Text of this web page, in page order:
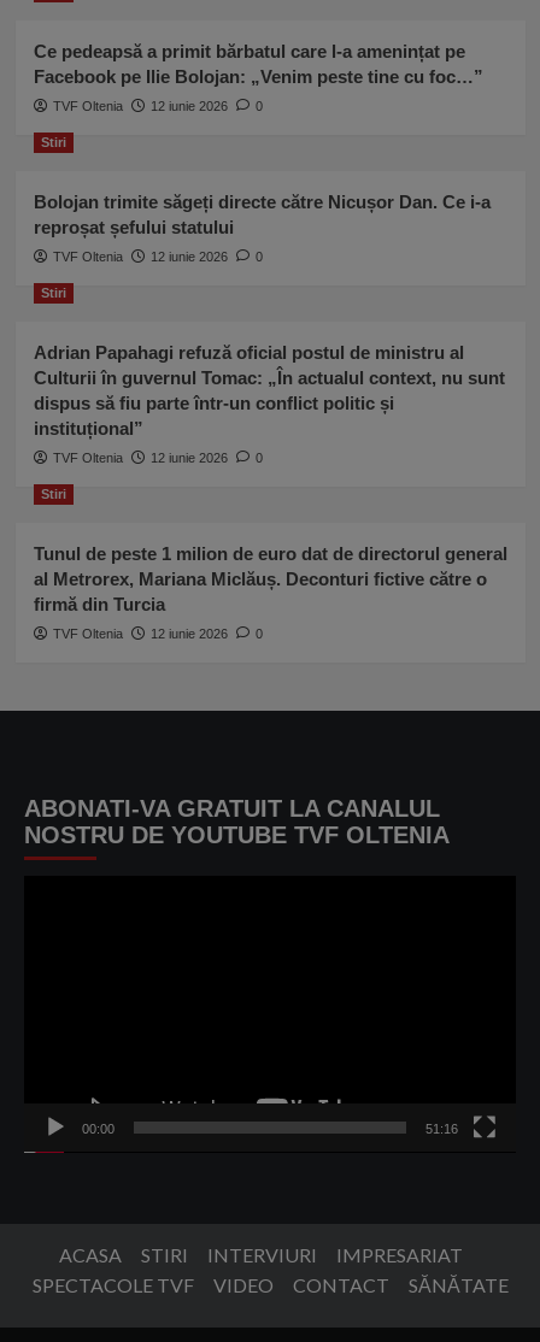
Ce pedeapsă a primit bărbatul care l-a amenințat pe
Facebook pe Ilie Bolojan: „Venim peste tine cu foc…”
TVF Oltenia 12 iunie 2026 0
Stiri
Bolojan trimite săgeți directe către Nicușor Dan. Ce i-a
reproșat șefului statului
TVF Oltenia 12 iunie 2026 0
Stiri
Adrian Papahagi refuză oficial postul de ministru al
Culturii în guvernul Tomac: „În actualul context, nu sunt
dispus să fiu parte într-un conflict politic și
instituțional”
TVF Oltenia 12 iunie 2026 0
Stiri
Tunul de peste 1 milion de euro dat de directorul general
al Metrorex, Mariana Miclăuș. Deconturi fictive către o
firmă din Turcia
TVF Oltenia 12 iunie 2026 0
ABONATI-VA GRATUIT LA CANALUL
NOSTRU DE YOUTUBE TVF OLTENIA
00:00 51:16
ACASA STIRI INTERVIURI
IMPRESARIAT
SPECTACOLE TVF
VIDEO CONTACT SĂNĂTATE